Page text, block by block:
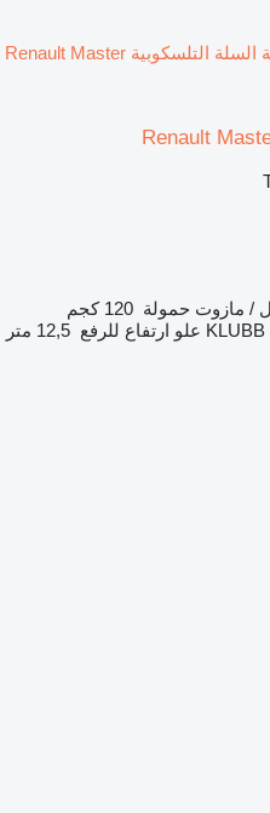
رافعة السلة التلسكوبية Renault Master
Renault
/ مازوت حمولة 120 كجم
KLUBB علو ارتفاع للرفع 12,5 متر